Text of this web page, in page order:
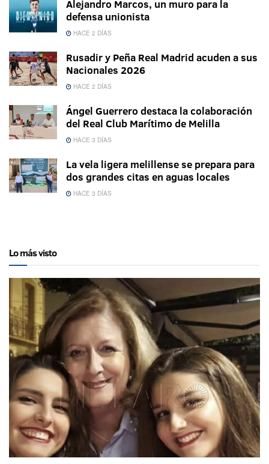
Alejandro Marcos, un muro para la
defensa unionista
HACE 2 DÍAS
Rusadir y Peña Real Madrid acuden a sus
Nacionales 2026
HACE 2 DÍAS
Ángel Guerrero destaca la colaboración
del Real Club Marítimo de Melilla
HACE 3 DÍAS
La vela ligera melillense se prepara para
dos grandes citas en aguas locales
HACE 3 DÍAS
Lo más visto